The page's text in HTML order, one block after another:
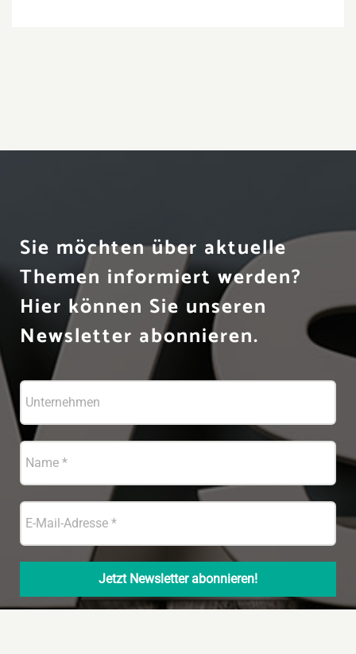
Sie möchten über aktuelle
Themen informiert werden?
Hier können Sie unseren
Newsletter abonnieren.